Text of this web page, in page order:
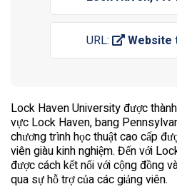
URL: Website
Lock Haven University được
vực Lock Haven, bang
chương trình học thuật cao cấp
viên giàu kinh nghiệm. Đến với
được cách kết nối với cộng đồng
qua sự hỗ trợ của các giảng viên.